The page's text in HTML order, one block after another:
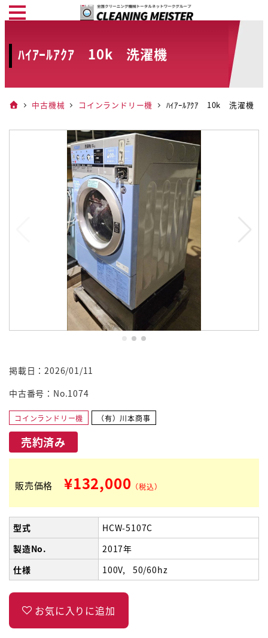
メ
ン
ン
ツ
ﾊｲｱｰﾙｱｸｱ 10k 洗濯機
中古機械 コインランドリー機 ﾊｲｱｰﾙｱｸｱ 10k 洗濯機
掲載日：2026/01/11
中古番号：No.1074
コインランドリー機 （有）川本商事
売約済み
販売価格 ¥132,000 （税込）
型式
HCW-5107C
製造No.
2017年
仕様
100V 50/60hz